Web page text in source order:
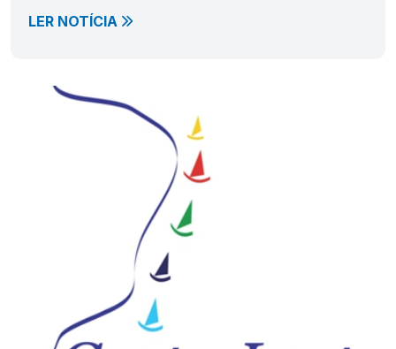
LER NOTÍCIA